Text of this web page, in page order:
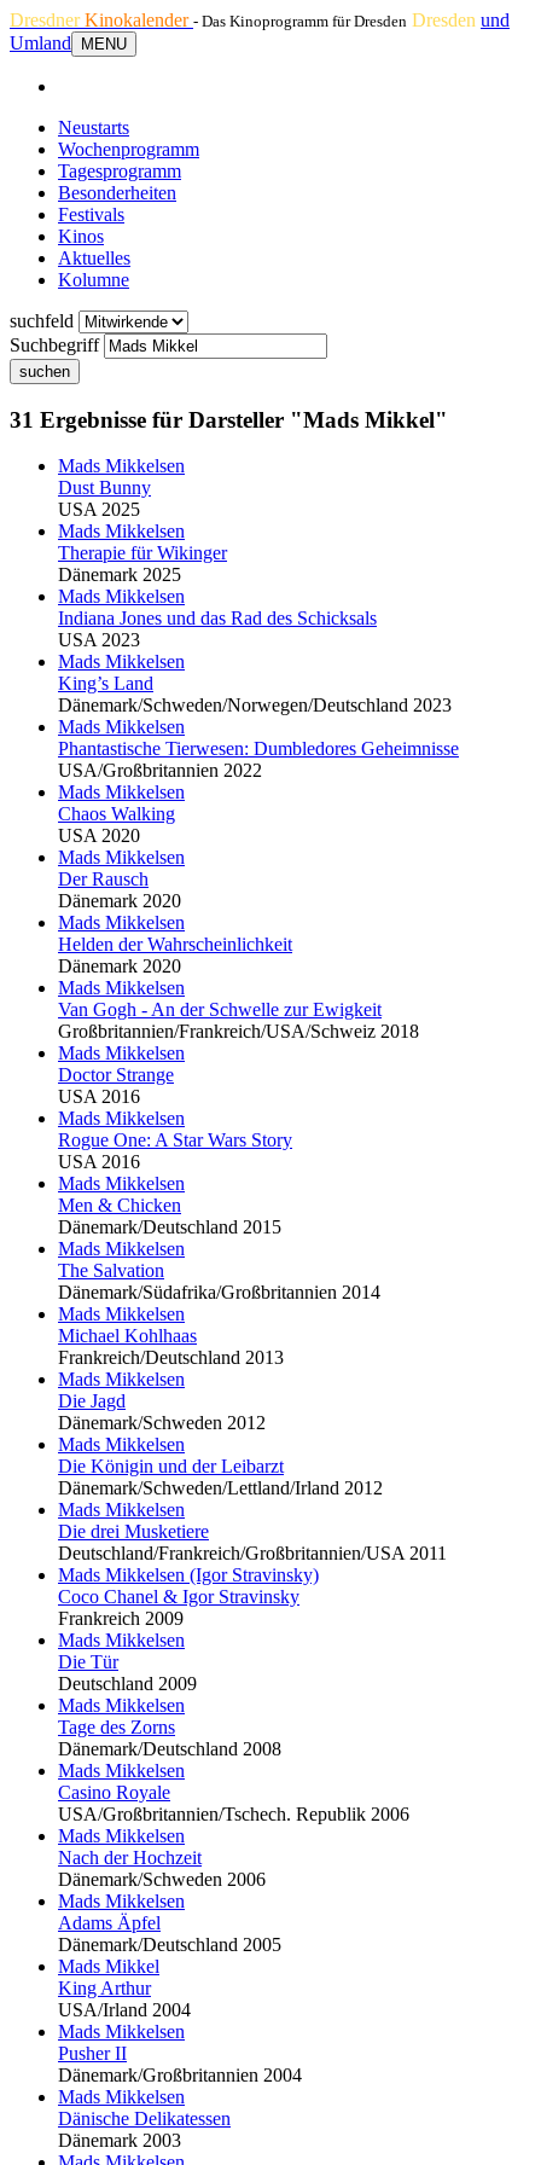
DresdnerKinokalender - Das Kinoprogramm für Dresden Dresden und
Umland
MENU
Neustarts
Wochenprogramm
Tagesprogramm
Besonderheiten
Festivals
Kinos
Aktuelles
Kolumne
suchfeld
Suchbegriff
suchen
31 Ergebnisse für Darsteller "Mads Mikkel"
Mads Mikkelsen
Dust Bunny
USA 2025
Mads Mikkelsen
Therapie für Wikinger
Dänemark 2025
Mads Mikkelsen
Indiana Jones und das Rad des Schicksals
USA 2023
Mads Mikkelsen
King’s Land
Dänemark/Schweden/Norwegen/Deutschland 2023
Mads Mikkelsen
Phantastische Tierwesen: Dumbledores Geheimnisse
USA/Großbritannien 2022
Mads Mikkelsen
Chaos Walking
USA 2020
Mads Mikkelsen
Der Rausch
Dänemark 2020
Mads Mikkelsen
Helden der Wahrscheinlichkeit
Dänemark 2020
Mads Mikkelsen
Van Gogh - An der Schwelle zur Ewigkeit
Großbritannien/Frankreich/USA/Schweiz 2018
Mads Mikkelsen
Doctor Strange
USA 2016
Mads Mikkelsen
Rogue One: A Star Wars Story
USA 2016
Mads Mikkelsen
Men & Chicken
Dänemark/Deutschland 2015
Mads Mikkelsen
The Salvation
Dänemark/Südafrika/Großbritannien 2014
Mads Mikkelsen
Michael Kohlhaas
Frankreich/Deutschland 2013
Mads Mikkelsen
Die Jagd
Dänemark/Schweden 2012
Mads Mikkelsen
Die Königin und der Leibarzt
Dänemark/Schweden/Lettland/Irland 2012
Mads Mikkelsen
Die drei Musketiere
Deutschland/Frankreich/Großbritannien/USA 2011
Mads Mikkelsen (Igor Stravinsky)
Coco Chanel & Igor Stravinsky
Frankreich 2009
Mads Mikkelsen
Die Tür
Deutschland 2009
Mads Mikkelsen
Tage des Zorns
Dänemark/Deutschland 2008
Mads Mikkelsen
Casino Royale
USA/Großbritannien/Tschech. Republik 2006
Mads Mikkelsen
Nach der Hochzeit
Dänemark/Schweden 2006
Mads Mikkelsen
Adams Äpfel
Dänemark/Deutschland 2005
Mads Mikkel
King Arthur
USA/Irland 2004
Mads Mikkelsen
Pusher II
Dänemark/Großbritannien 2004
Mads Mikkelsen
Dänische Delikatessen
Dänemark 2003